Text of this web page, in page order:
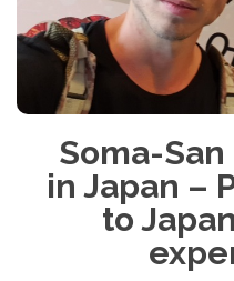
Soma-
in Japan –
to